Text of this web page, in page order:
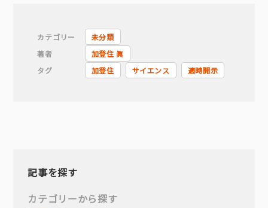
カテゴリー
未分類
著者
加登住 眞
タグ
加登住 サイエンス 適時開示
記事を探す
カテゴリーから探す